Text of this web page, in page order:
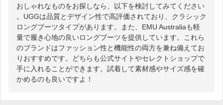
おしゃれなものをお探しなら、以下を検討してみてください
。UGGは品質とデザイン性で高評価されており、クラシック
ロングブーツタイプがあります。また、EMU Australiaも軽
量で履き心地の良いロングブーツを提供しています。これら
のブランドはファッション性と機能性の両方を兼ね備えてお
りおすすめです。どちらも公式サイトやセレクトショップで
手に入れることができます。試着して素材感やサイズ感を確
かめるのも良いですよ！